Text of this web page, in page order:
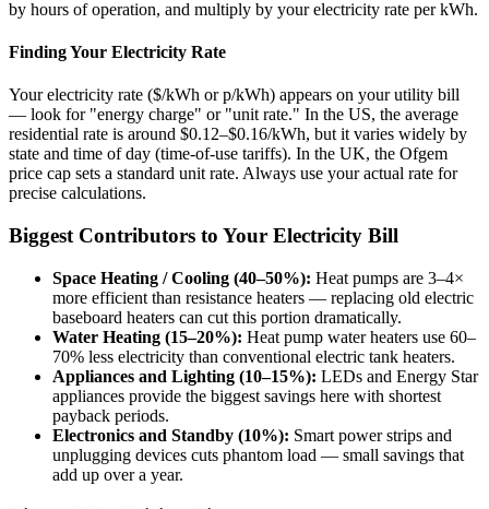
by hours of operation, and multiply by your electricity rate per kWh.
Finding Your Electricity Rate
Your electricity rate ($/kWh or p/kWh) appears on your utility bill
— look for "energy charge" or "unit rate." In the US, the average
residential rate is around $0.12–$0.16/kWh, but it varies widely by
state and time of day (time-of-use tariffs). In the UK, the Ofgem
price cap sets a standard unit rate. Always use your actual rate for
precise calculations.
Biggest Contributors to Your Electricity Bill
Space Heating / Cooling (40–50%): Heat pumps are 3–4×
more efficient than resistance heaters — replacing old electric
baseboard heaters can cut this portion dramatically.
Water Heating (15–20%): Heat pump water heaters use 60–
70% less electricity than conventional electric tank heaters.
Appliances and Lighting (10–15%): LEDs and Energy Star
appliances provide the biggest savings here with shortest
payback periods.
Electronics and Standby (10%): Smart power strips and
unplugging devices cuts phantom load — small savings that
add up over a year.